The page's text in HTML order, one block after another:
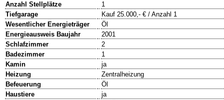
Anzahl Stellplätze
1
Tiefgarage
Kauf 25.000,- € / Anzahl 1
Wesentlicher Energieträger
Öl
Energieausweis Baujahr
2001
Schlafzimmer
2
Badezimmer
1
Kamin
ja
Heizung
Zentralheizung
Befeuerung
Öl
Haustiere
ja